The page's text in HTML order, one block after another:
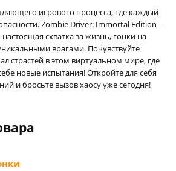
игрового процесса, где каждый
Zombie Driver: Immortal Edition —
настоящая схватка за жизнь, гонки на
врагами. Почувствуйте
страстей в этом виртуальном мире, где
новые испытания! Откройте для себя
и бросьте вызов хаосу уже сегодня!